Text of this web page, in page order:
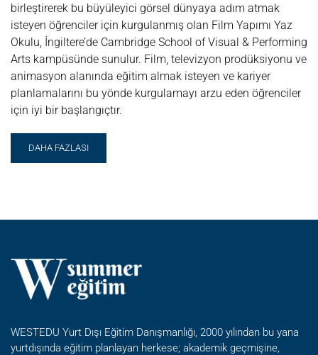
birleştirerek bu büyüleyici görsel dünyaya adım atmak
isteyen öğrenciler için kurgulanmış olan Film Yapımı Yaz
Okulu, İngiltere’de Cambridge School of Visual & Performing
Arts kampüsünde sunulur. Film, televizyon prodüksiyonu ve
animasyon alanında eğitim almak isteyen ve kariyer
planlamalarını bu yönde kurgulamayı arzu eden öğrenciler
için iyi bir başlangıçtır.
READ
MORE
YAPIMI
DAHA FAZLASI
WESTEDU Yurt Dışı Eğitim Danışmanlığı, 2000 yılından bu yana
yurtdışında eğitim planlayan herkese; akademik geçmişine,